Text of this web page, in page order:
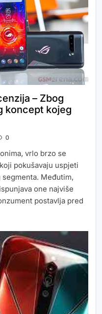
– Zbog
koncept kojeg
0
vrlo brzo se
pokušavaju uspjeti
Međutim,
one najviše
postavlja pred